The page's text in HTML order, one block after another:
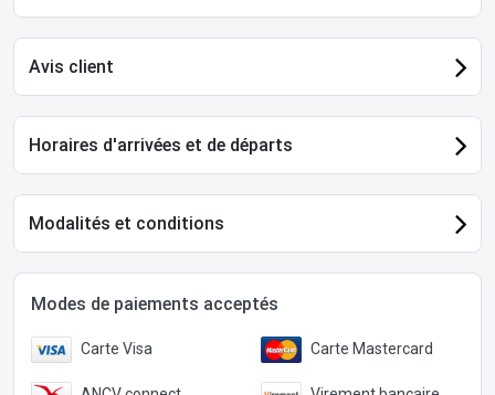
Avis client
Horaires d'arrivées et de départs
Modalités et conditions
Modes de paiements acceptés
Carte Visa Carte Mastercard